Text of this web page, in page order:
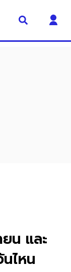
น และ
ไหน